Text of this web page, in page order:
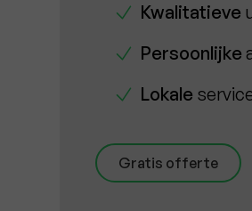
Kwalitatieve
Persoonlijke
Lokale
Gratis offerte